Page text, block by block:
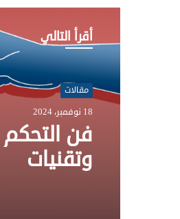
أقرأ التالي
مقالات
18 نوفمبر، 2024
فن
وتقنيات